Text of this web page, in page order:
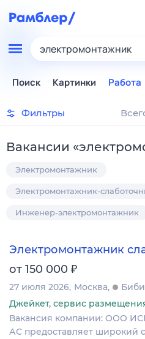
электромонтажник
Поиск Картинки Работа
Фильтры
Вакансии «
Электромонтажник
Электромонтажник-
Инженер-электромонтажник
Электромонтажник
от 150 000 ₽
27 июля 2026 Москва
Джейкет, сервис
Вакансия компании: ООО
АС предоставляет широкий